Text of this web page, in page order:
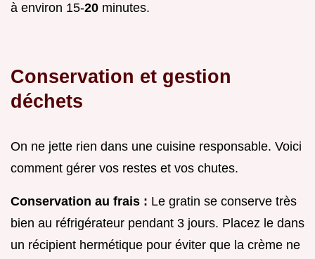
à environ 15-20 minutes.
Conservation et gestion
déchets
On ne jette rien dans une cuisine responsable. Voici
comment gérer vos restes et vos chutes.
Conservation au frais : Le gratin se conserve très
bien au réfrigérateur pendant 3 jours. Placez le dans
un récipient hermétique pour éviter que la crème ne